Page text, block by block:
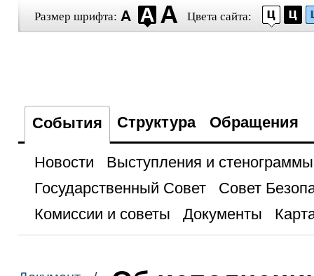
Размер шрифта: Цвета сайта:
События Структура Обращения
Новости
Выступления и стенограммы
Государственный Совет
Совет
Комиссии и советы
Документы